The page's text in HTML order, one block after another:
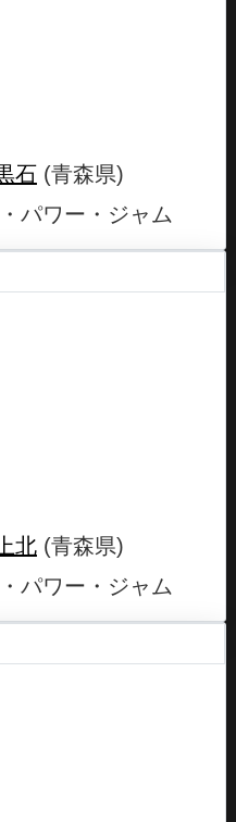
石 (青森県)
パワー・ジャム
北 (青森県)
パワー・ジャム